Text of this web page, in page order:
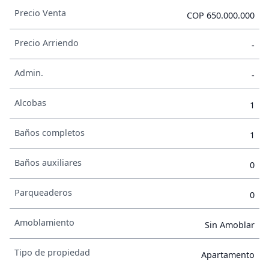
Precio Venta COP 650.000.000
Precio Arriendo -
Admin. -
Alcobas 1
Baños completos 1
Baños auxiliares 0
Parqueaderos 0
Amoblamiento Sin Amoblar
Tipo de propiedad Apartamento